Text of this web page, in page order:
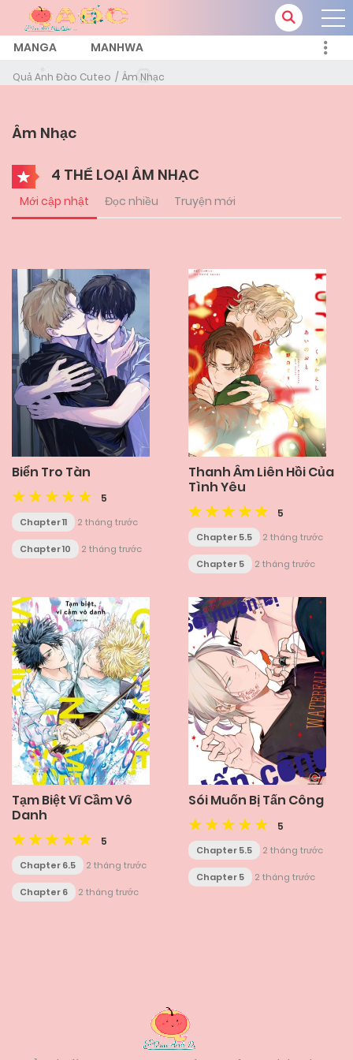
MANGA MANHWA
Quả Anh Đào Cuteo Âm Nhạc
Âm Nhạc
4 THỂ LOẠI ÂM NHẠC
Mới cập nhật Đọc nhiều Truyện mới
Biển Tro Tàn
5
Chapter 11 2 tháng trước
Chapter 10 2 tháng trước
Thanh Âm Liên Hồi Của
Tình Yêu
5
Chapter 5.5 2 tháng trước
Chapter 5 2 tháng trước
Tạm Biệt Vĩ Cầm Vô
Danh
5
Chapter 6.5 2 tháng trước
Chapter 6 2 tháng trước
Sói Muốn Bị Tấn Công
5
Chapter 5.5 2 tháng trước
Chapter 5 2 tháng trước